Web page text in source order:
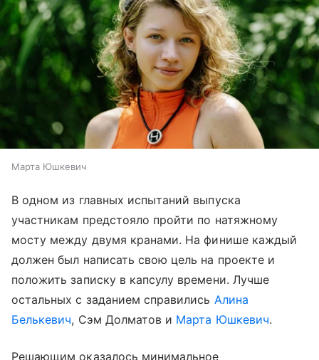
Марта Юшкевич
В одном из главных испытаний выпуска
участникам предстояло пройти по натяжному
мосту между двумя кранами. На финише каждый
должен был написать свою цель на проекте и
положить записку в капсулу времени. Лучше
остальных с заданием справились Алина
Белькевич, Сэм Долматов и Марта Юшкевич.
Решающим оказалось минимальное